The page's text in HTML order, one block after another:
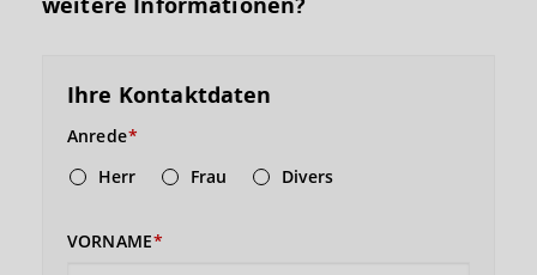
Ihre Kontaktdaten
Anrede
Herr
Frau Divers
VORNAME